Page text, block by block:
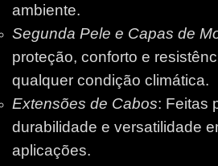
ambiente.
Segunda Pele e Capas de
proteção, conforto e
qualquer condição climática.
Extensões de Cabos: Feitas
durabilidade e versatilidade
aplicações.